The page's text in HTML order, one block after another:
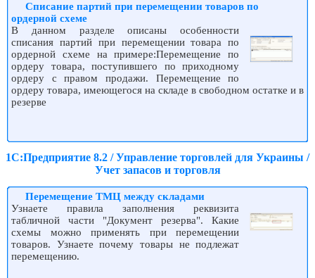
Списание партий при перемещении товаров по
ордерной схеме
В данном разделе описаны особенности
списания партий при перемещении товара по
ордерной схеме на примере:Перемещение по
ордеру товара, поступившего по приходному
ордеру с правом продажи. Перемещение по
ордеру товара, имеющегося на складе в свободном остатке и в
резерве
1С:Предприятие 8.2 / Управление торговлей для Украины /
Учет запасов и торговля
Перемещение ТМЦ между складами
Узнаете правила заполнения реквизита
табличной части "Документ резерва". Какие
схемы можно применять при перемещении
товаров. Узнаете почему товары не подлежат
перемещению.